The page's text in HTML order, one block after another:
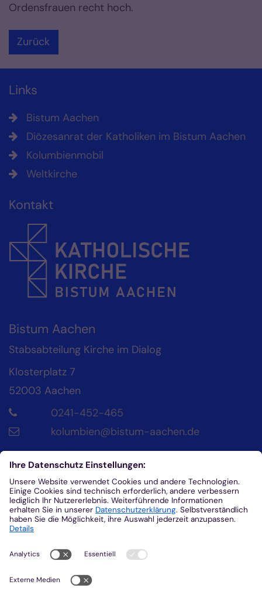
Ordensfrauen recht hoch.
Zurück
Links
Bistum Aachen
Diözesanrat der Katholiken im Bistum Aachen
Kolumbienmobil
Weltkirche
Kontakt
Bistum Aachen
Stabsabteilung Kirche im Dialog
Klosterplatz 7
52003 Aachen
0241-452-465
kolumbien@bistum-aachen.de
Kontakt
Diözesanrat der Katholik*innen im Bistum
Aachen
Klosterplatz 4
helena.fuhrmann@dr-aachen.de